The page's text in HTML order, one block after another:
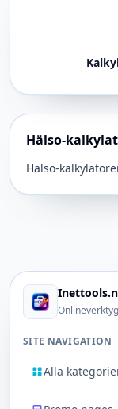
Hälso-
Hälso-
SITE NAVIGATION
Alla